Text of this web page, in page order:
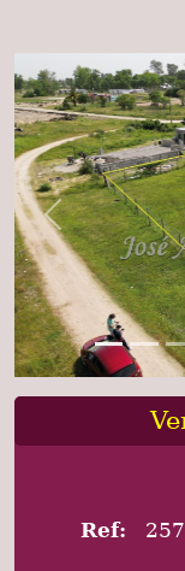
Previous
Ref: